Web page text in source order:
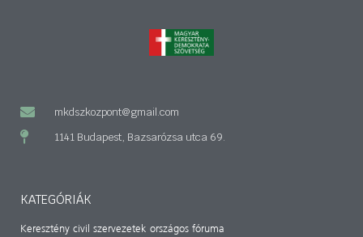
mkdszkozpont@gmail.com
1141 Budapest, Bazsarózsa utca 69.
KATEGÓRIÁK
Keresztény civil szervezetek országos fóruma